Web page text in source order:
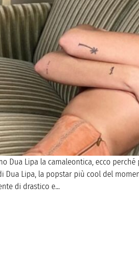
Dua Lipa la camaleontica, ecco
Dua Lipa, la popstar più cool del
di drastico e...